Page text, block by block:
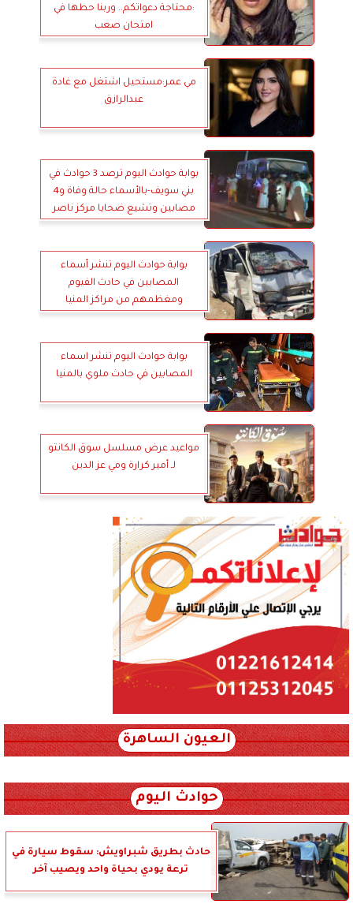
:محتاجة دعواتكم.. وربنا حطها في
امتحان صعب
مي عمر:مستحيل اشتغل مع غادة
عبدالرازق
بوابة حوادث اليوم ترصد 3 حوادث في
بني سويف-بالأسماء حالة وفاة و4
مصابين وتشيع ضحايا مركز ناصر
بوابة حوادث اليوم تنشر أسماء
المصابين في حادث الفيوم
ومغظمهم من مراكز المنيا
بوابة حوادث اليوم تنشر اسماء
المصابين في حادث ملوي بالمنيا
مواعيد عرض مسلسل سوق الكانتو
لـ أمير كرارة ومي عز الدين
العيون الساهرة
حوادث اليوم
حادث بطريق شبراويش: سقوط سيارة في
ترعة يودي بحياة واحد ويصيب آخر